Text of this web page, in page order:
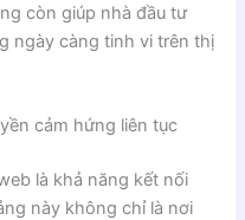
còn giúp nhà đầu tư
ngày càng tinh vi trên thị
cảm hứng liên tục
là khả năng kết nối
này không chỉ là nơi